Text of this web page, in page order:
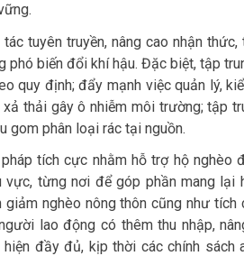
tuyên truyền, nâng cao nhận thức,
phó biến đổi khí hậu. Đặc biệt, tập
quy định; đẩy mạnh việc quản lý,
thải gây ô nhiễm môi trường; tập
gom phân loại rác tại nguồn.
tích cực nhằm hỗ trợ hộ nghèo
từng nơi để góp phần mang lại
giảm nghèo nông thôn cũng như
lao động có thêm thu nhập,
đầy đủ, kịp thời các chính sách